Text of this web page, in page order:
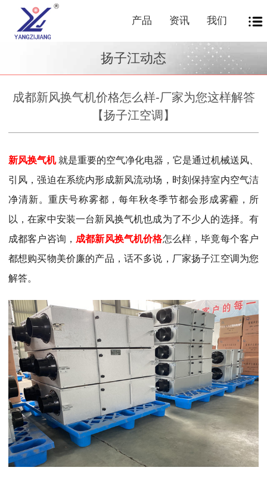
产品 资讯 我们
扬子江动态
成都新风换气机价格怎么样-厂家为您这样解答
【扬子江空调】
新风换气机 就是重要的空气净化电器，它是通过机械送风、
引风，强迫在系统内形成新风流动场，时刻保持室内空气洁
净清新。重庆号称雾都，每年秋冬季节都会形成雾霾，所
以，在家中安装一台新风换气机也成为了不少人的选择。有
成都客户咨询， 成都新风换气机价格怎么样，毕竟每个客户
都想购买物美价廉的产品，话不多说，厂家扬子江空调为您
解答。